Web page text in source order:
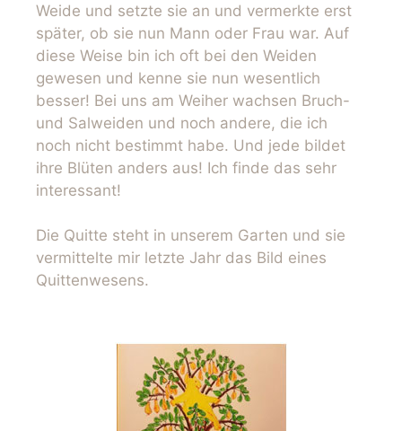
Weide und setzte sie an und vermerkte erst
später, ob sie nun Mann oder Frau war. Auf
diese Weise bin ich oft bei den Weiden
gewesen und kenne sie nun wesentlich
besser! Bei uns am Weiher wachsen Bruch-
und Salweiden und noch andere, die ich
noch nicht bestimmt habe. Und jede bildet
ihre Blüten anders aus! Ich finde das sehr
interessant!
Die Quitte steht in unserem Garten und sie
vermittelte mir letzte Jahr das Bild eines
Quittenwesens.